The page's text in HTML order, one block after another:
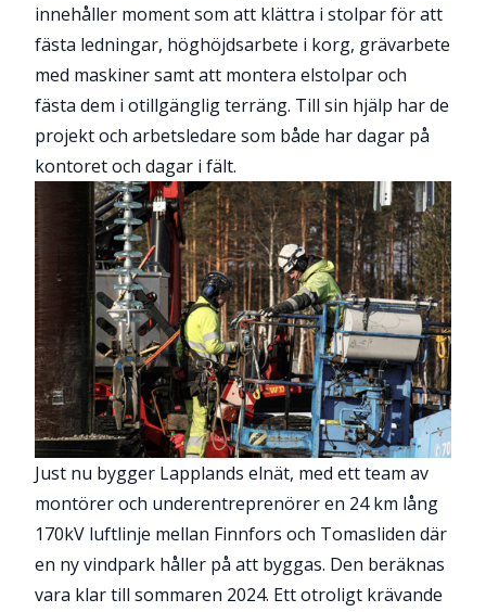
innehåller moment som att klättra i stolpar för att
fästa ledningar, höghöjdsarbete i korg, grävarbete
med maskiner samt att montera elstolpar och
fästa dem i otillgänglig terräng. Till sin hjälp har de
projekt och arbetsledare som både har dagar på
kontoret och dagar i fält.
Just nu bygger Lapplands elnät, med ett team av
montörer och underentreprenörer en 24 km lång
170kV luftlinje mellan Finnfors och Tomasliden där
en ny vindpark håller på att byggas. Den beräknas
vara klar till sommaren 2024. Ett otroligt krävande